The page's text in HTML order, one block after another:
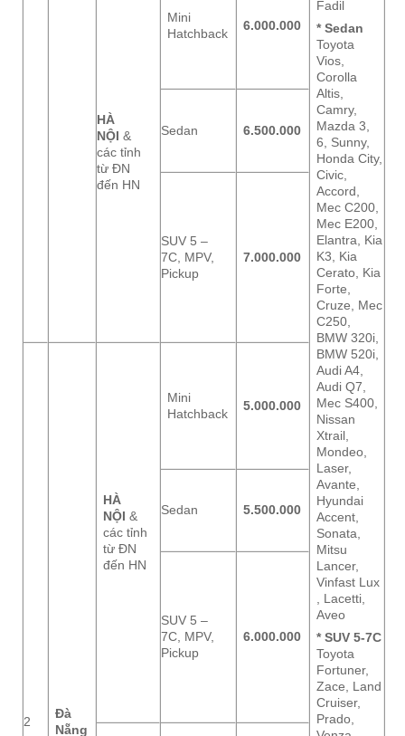
Fadil
* Sedan
Toyota
Vios,
Corolla
Altis,
Camry,
Mazda 3,
6, Sunny,
Honda City,
Civic,
Accord,
Mec C200,
Mec E200,
Elantra, Kia
K3, Kia
Cerato, Kia
Forte,
Cruze, Mec
C250,
BMW 320i,
BMW 520i,
Audi A4,
Audi Q7,
Mec S400,
Nissan
Xtrail,
Mondeo,
Laser,
Avante,
Hyundai
Accent,
Sonata,
Mitsu
Lancer,
Vinfast Lux
, Lacetti,
Aveo
* SUV 5-7C
Toyota
Fortuner,
Zace, Land
Cruiser,
Prado,
HÀ
NỘI &
các tỉnh
từ ĐN
đến HN
Mini
Hatchback
6.000.000
Sedan 6.500.000
SUV 5 –
7C, MPV,
Pickup
7.000.000
2
Đà
Nẵng
HÀ
NỘI &
các tỉnh
từ ĐN
đến HN
Mini
Hatchback
5.000.000
Sedan 5.500.000
SUV 5 –
7C, MPV,
Pickup
6.000.000